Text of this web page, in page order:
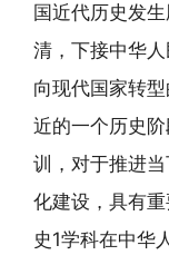
国近代历史发
清，下接中华
向现代国家转
近的一个历史
训，对于推进
化建设，具有
史1学科在中华